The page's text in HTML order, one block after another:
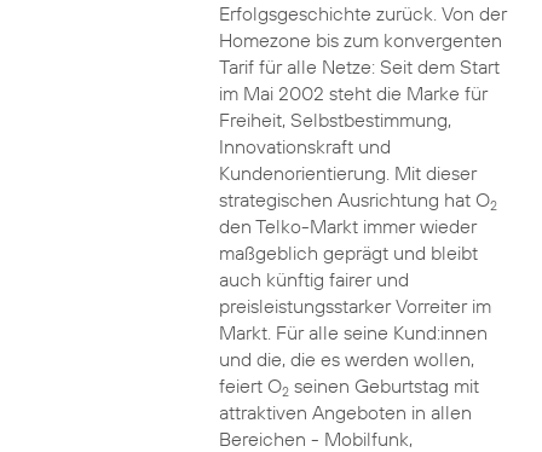
Erfolgsgeschichte zurück. Von der
Homezone bis zum konvergenten
Tarif für alle Netze: Seit dem Start
im Mai 2002 steht die Marke für
Freiheit, Selbstbestimmung,
Innovationskraft und
Kundenorientierung. Mit dieser
strategischen Ausrichtung hat O2
den Telko-Markt immer wieder
maßgeblich geprägt und bleibt
auch künftig fairer und
preisleistungsstarker Vorreiter im
Markt. Für alle seine Kund:innen
und die, die es werden wollen,
feiert O2seinen Geburtstag mit
attraktiven Angeboten in allen
Bereichen - Mobilfunk,